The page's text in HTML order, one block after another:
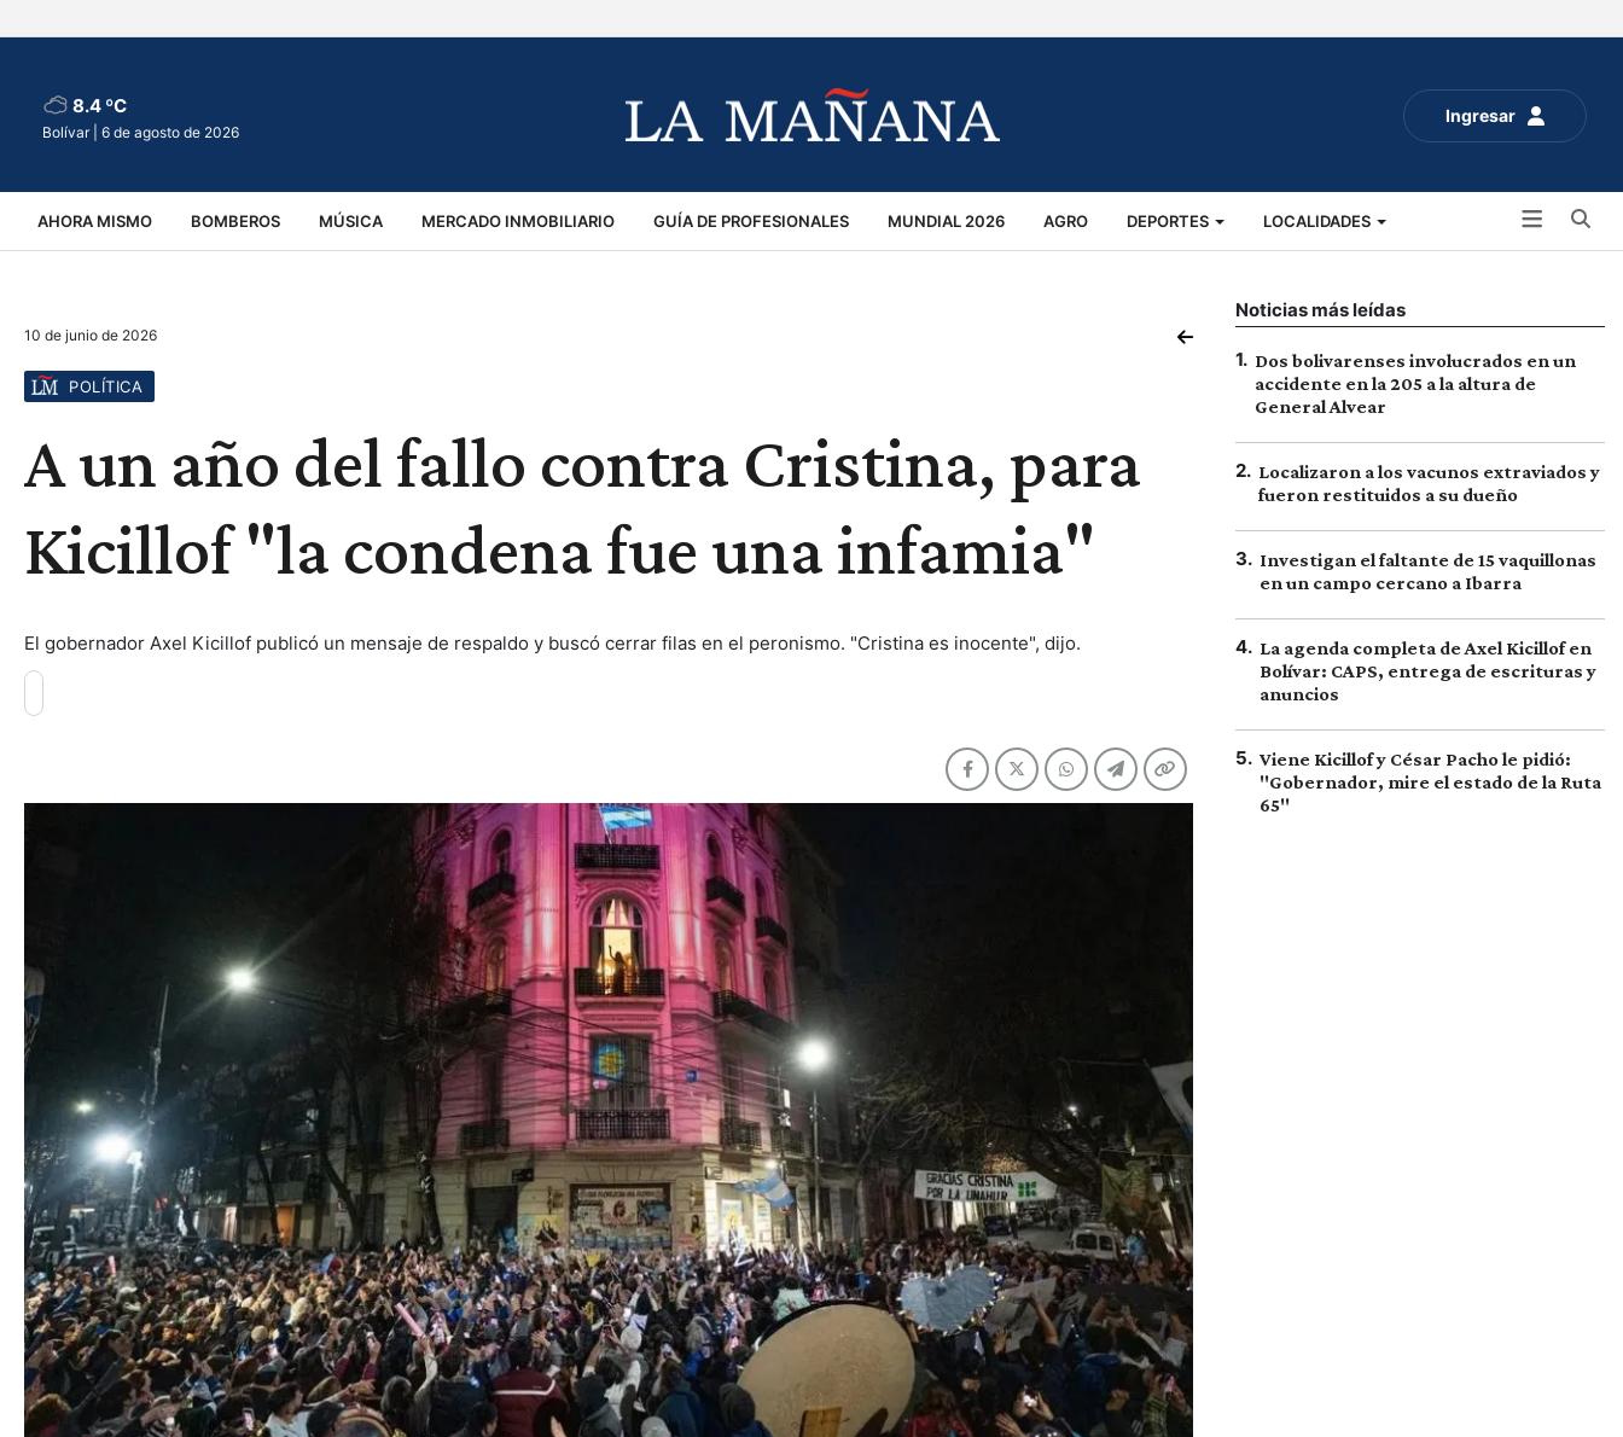
Ingresar
8.4 ºC
Bolívar | 6 de agosto de 2026
AHORA MISMO BOMBEROS MÚSICA MERCADO INMOBILIARIO GUÍA DE PROFESIONALES MUNDIAL 2026 AGRO DEPORTES LOCALIDADES
VIRALES ACCIDENTES
10 de junio de 2026
POLÍTICA
A un año del fallo contra Cristina, para
Kicillof "la condena fue una infamia"
El gobernador Axel Kicillof publicó un mensaje de respaldo y buscó cerrar filas en el peronismo. "Cristina es inocente", dijo.
Noticias más leídas
1. Dos bolivarenses involucrados en un
accidente en la 205 a la altura de
General Alvear
2. Localizaron a los vacunos extraviados y
fueron restituidos a su dueño
3. Investigan el faltante de 15 vaquillonas
en un campo cercano a Ibarra
4. La agenda completa de Axel Kicillof en
Bolívar: CAPS, entrega de escrituras y
anuncios
5. Viene Kicillof y César Pacho le pidió:
"Gobernador, mire el estado de la Ruta
65"